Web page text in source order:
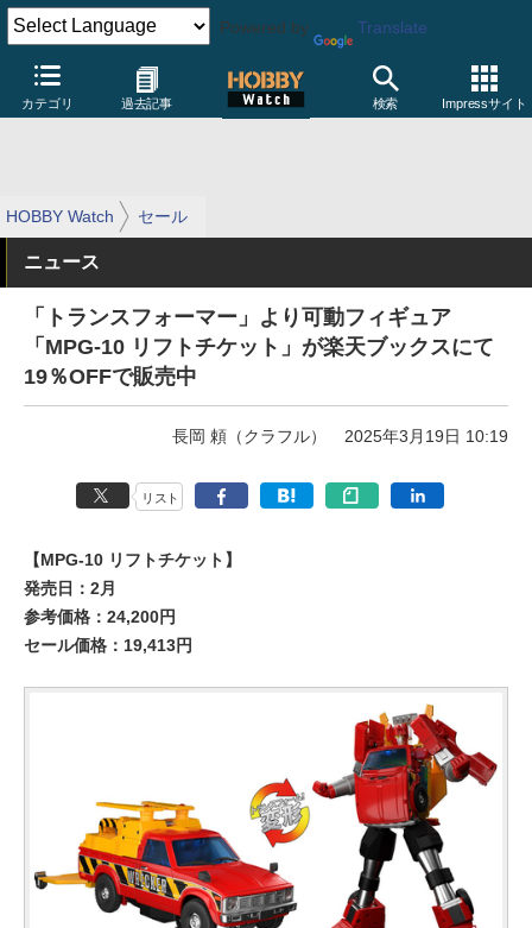
Powered by Translate
カテゴリ 過去記事 検索 Impressサイト
HOBBY Watch セール
ニュース
「トランスフォーマー」より可動フィギュア
「MPG-10 リフトチケット」が楽天ブックスにて
19％OFFで販売中
長岡 頼（クラフル） 2025年3月19日 10:19
リスト
【MPG-10 リフトチケット】
発売日：2月
参考価格：24,200円
セール価格：19,413円